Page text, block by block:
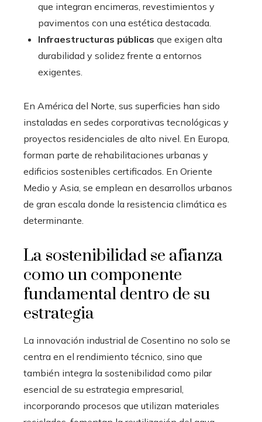
que integran encimeras, revestimientos y
pavimentos con una estética destacada.
Infraestructuras públicas que exigen alta
durabilidad y solidez frente a entornos
exigentes.
En América del Norte, sus superficies han sido
instaladas en sedes corporativas tecnológicas y
proyectos residenciales de alto nivel. En Europa,
forman parte de rehabilitaciones urbanas y
edificios sostenibles certificados. En Oriente
Medio y Asia, se emplean en desarrollos urbanos
de gran escala donde la resistencia climática es
determinante.
La sostenibilidad se afianza
como un componente
fundamental dentro de su
estrategia
La innovación industrial de Cosentino no solo se
centra en el rendimiento técnico, sino que
también integra la sostenibilidad como pilar
esencial de su estrategia empresarial,
incorporando procesos que utilizan materiales